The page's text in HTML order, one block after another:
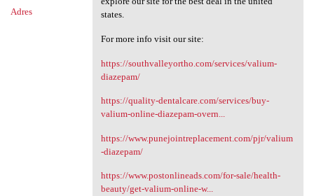
Adres
states.
For more info visit our site:
https://southvalleyortho.com/services/valium-
diazepam/
https://quality-dentalcare.com/services/buy-
valium-online-diazepam-overn...
https://www.punejointreplacement.com/pjr/valium
-diazepam/
https://www.postonlineads.com/for-sale/health-
beauty/get-valium-online-w...